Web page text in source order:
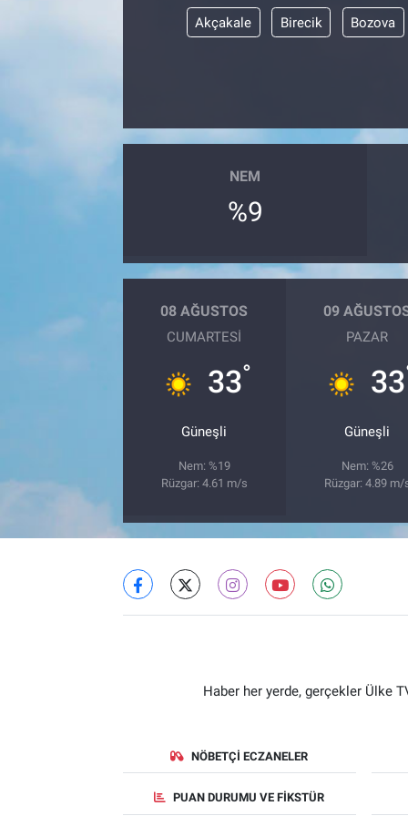
Akçakale Birecik Bozova
NEM
%9
08 AĞUSTOS
CUMARTESI
33°
Güneşli
Nem: %19
Rüzgar: 4.61 m/s
09
PAZAR
33
Güneşli
Nem: %26
Rüzgar: 4.89 m/
Haber her yerde, gerçekler Ülke
NÖBETÇI ECZANELER
PUAN DURUMU VE FIKSTÜR